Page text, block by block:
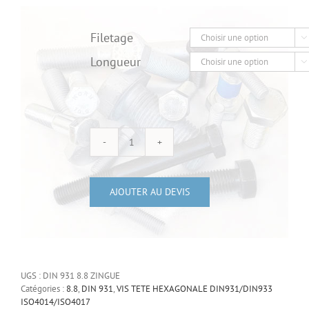
Filetage 
Longueur 
quantité
Vis
à
AJOUTER AU DEVIS
UGS : DIN 931 8.8 ZINGUE
Catégories : 8.8, DIN 931,VIS TETE HEXAGONALE DIN931/DIN933
ISO4014/ISO4017